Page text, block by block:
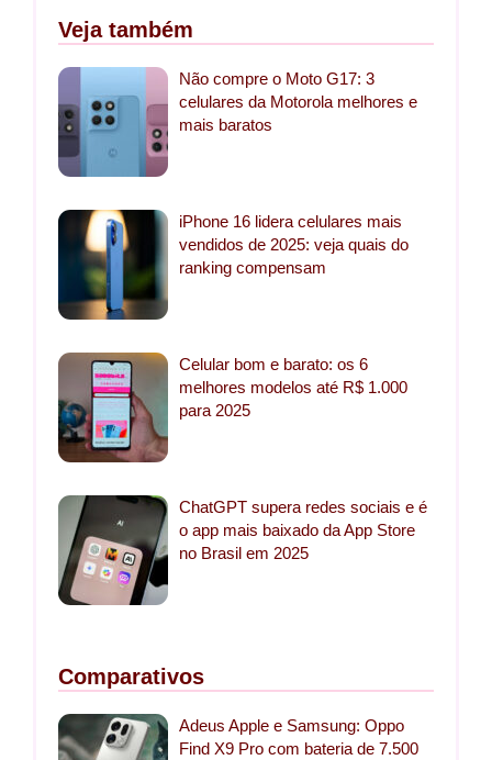
Veja também
Não compre o Moto G17: 3
celulares da Motorola melhores e
mais baratos
iPhone 16 lidera celulares mais
vendidos de 2025: veja quais do
ranking compensam
Celular bom e barato: os 6
melhores modelos até R$ 1.000
para 2025
ChatGPT supera redes sociais e é
o app mais baixado da App Store
no Brasil em 2025
Comparativos
Adeus Apple e Samsung: Oppo
Find X9 Pro com bateria de 7.500